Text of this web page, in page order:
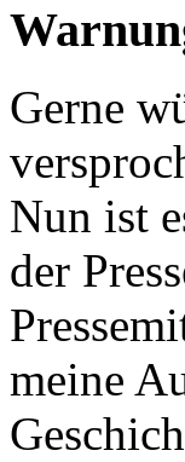
Gerne
Nun ist
der
meine